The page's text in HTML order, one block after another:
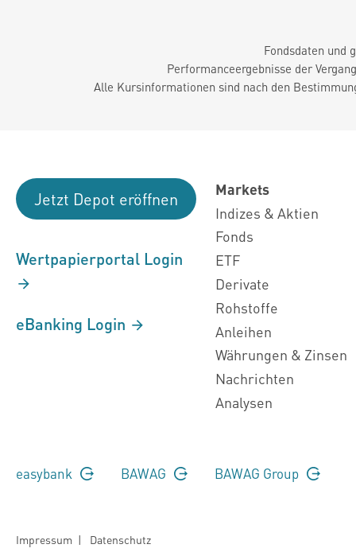
Fondsdaten und
Performanceergebnisse der
Alle Kursinformationen sind nach den
Jetzt Depot eröffnen
Wertpapierportal Login
eBanking Login
Markets
Indizes & Aktien
Fonds
ETF
Derivate
Rohstoffe
Anleihen
Währungen & Zinsen
Nachrichten
Analysen
easybank BAWAG BAWAG Group
Impressum | Datenschutz